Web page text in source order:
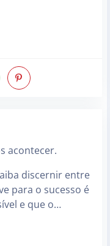
acontecer.
discernir entre
para o sucesso é
e que o…